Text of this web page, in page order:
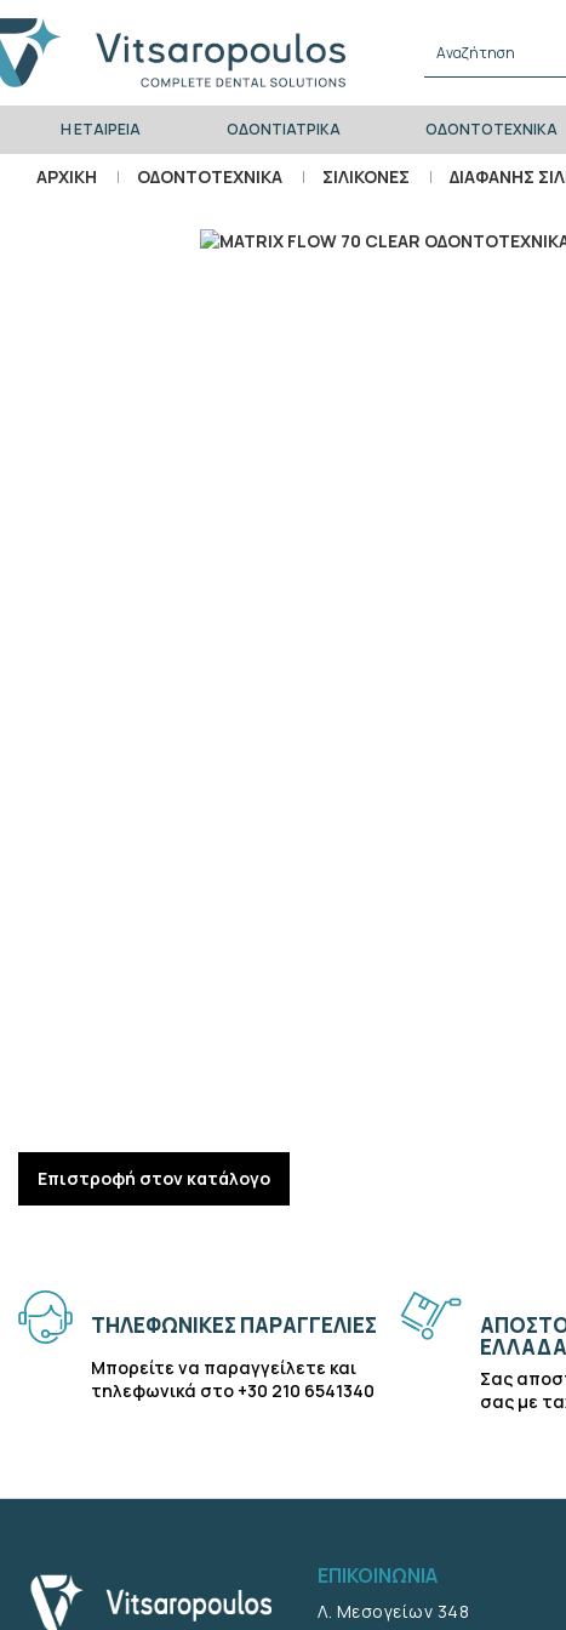
Η ΕΤΑΙΡΕΊΑ ΟΔΟΝΤΙΑΤΡΙΚΑ ΟΔΟΝΤΟΤΕΧΝΙΚΑ
ΑΡΧΙΚΉ ΟΔΟΝΤΟΤΕΧΝΙΚΑ ΣΙΛΙΚΟΝΕΣ ΔΙΑΦΑΝΉΣ
Επιστροφή στον κατάλογο
ΤΗΛΕΦΩΝΙΚΈΣ ΠΑΡΑΓΓΕΛΊΕΣ
Μπορείτε να παραγγείλετε και
τηλεφωνικά στο +30 210 6541340
ΕΛΛΆΔΑ
Σας
σας με
ΕΠΙΚΟΙΝΩΝΊΑ
Λ. Μεσογείων 348